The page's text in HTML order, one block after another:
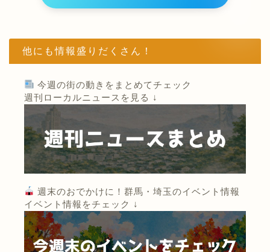
他にも情報盛りだくさん！
今週の街の動きをまとめてチェック
週刊ローカルニュースを見る ↓
週末のおでかけに！群馬・埼玉のイベント情報
イベント情報をチェック ↓